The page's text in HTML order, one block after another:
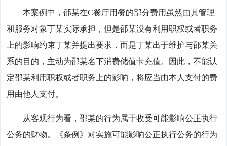
本案例中，邵某在C餐厅用餐的部分费用虽然由其管理
和服务对象丁某实际承担，但是邵某没有利用职权或者职务
上的影响约束丁某并提出要求，而是丁某出于维护与邵某关
系的目的，主动为邵某名下消费储值卡充值。因此，不能认
定邵某利用职权或者职务上的影响，将应当由本人支付的费
用由他人支付。
从客观行为看，邵某的行为属于收受可能影响公正执行
公务的财物。《条例》对实施可能影响公正执行公务的行为